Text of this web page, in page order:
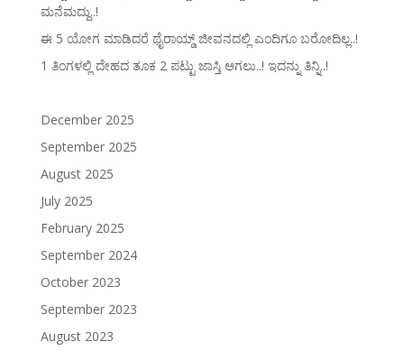
ಮನೆಮದ್ದು..!
ಈ 5 ಯೋಗ ಮಾಡಿದರೆ ಥೈರಾಯ್ಡ್‌ ಜೀವನದಲ್ಲಿ ಎಂದಿಗೂ ಬರೋದಿಲ್ಲ..!
1 ತಿಂಗಳಲ್ಲಿ ದೇಹದ ತೂಕ 2 ಪಟ್ಟು ಜಾಸ್ತಿ ಆಗಲು..! ಇದನ್ನು ತಿನ್ನಿ..!
December 2025
September 2025
August 2025
July 2025
February 2025
September 2024
October 2023
September 2023
August 2023